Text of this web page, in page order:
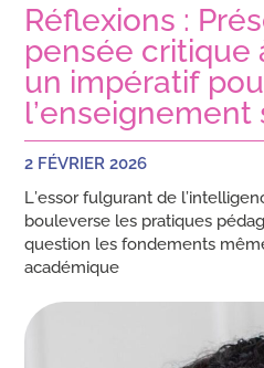
Réflexions :
pensée critique
un impératif
2 FÉVRIER 2026
L’essor fulgurant de
bouleverse les pratiques
question les fondements
académique